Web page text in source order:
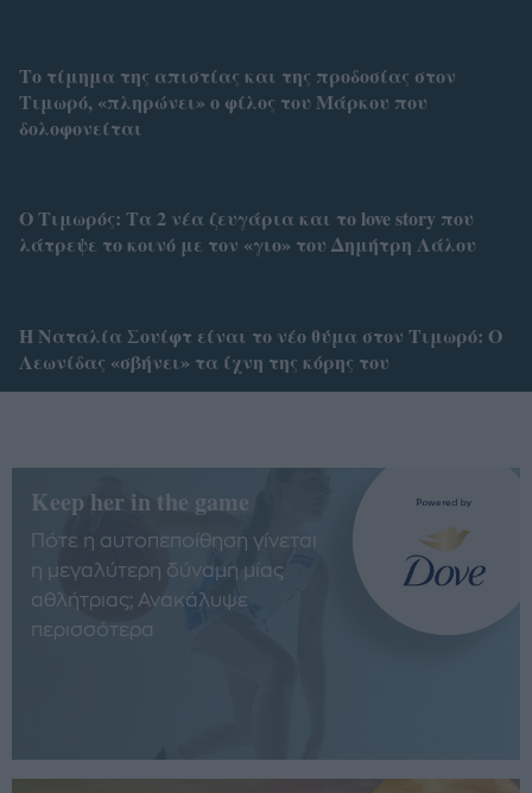
Το τίμημα της απιστίας και της προδοσίας στον
Τιμωρό, «πληρώνει» ο φίλος του Μάρκου που
δολοφονείται
Ο Τιμωρός: Τα 2 νέα ζευγάρια και το love story που
λάτρεψε το κοινό με τον «γιο» του Δημήτρη Λάλου
Η Ναταλία Σουίφτ είναι το νέο θύμα στον Τιμωρό: Ο
Λεωνίδας «σβήνει» τα ίχνη της κόρης του
Keep her in the game
Πότε η αυτοπεποίθηση γίνεται
η μεγαλύτερη δύναμη μίας
αθλήτριας; Ανακάλυψε
περισσότερα